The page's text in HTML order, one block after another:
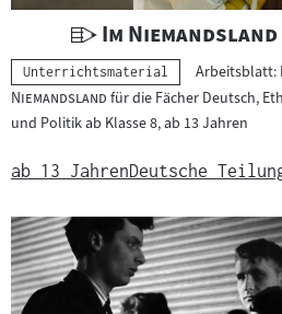
s
s
e
U
n
t
e
r
c
h
t
s
"
Im Niemandsland
Kategorie:
Unterrichtsmaterial Arbeitsblatt:
Niemandsland "für die Fächer Deutsch,
und Politik ab Klasse 8, ab 13 Jahren
ab 13 JahrenDeutsche